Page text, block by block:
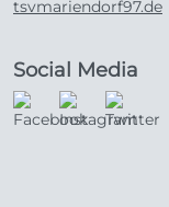
tsvmariendorf97.de
Social Media